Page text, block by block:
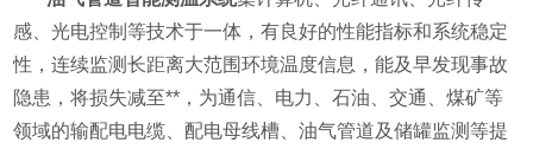
感、光电控制等技术于一体，有良好的性能指标和系统稳定
性，连续监测长距离大范围环境温度信息，能及早发现事故
隐患，将损失减至**，为通信、电力、石油、交通、煤矿等
领域的输配电电缆、配电母线槽、油气管道及储罐监测等提